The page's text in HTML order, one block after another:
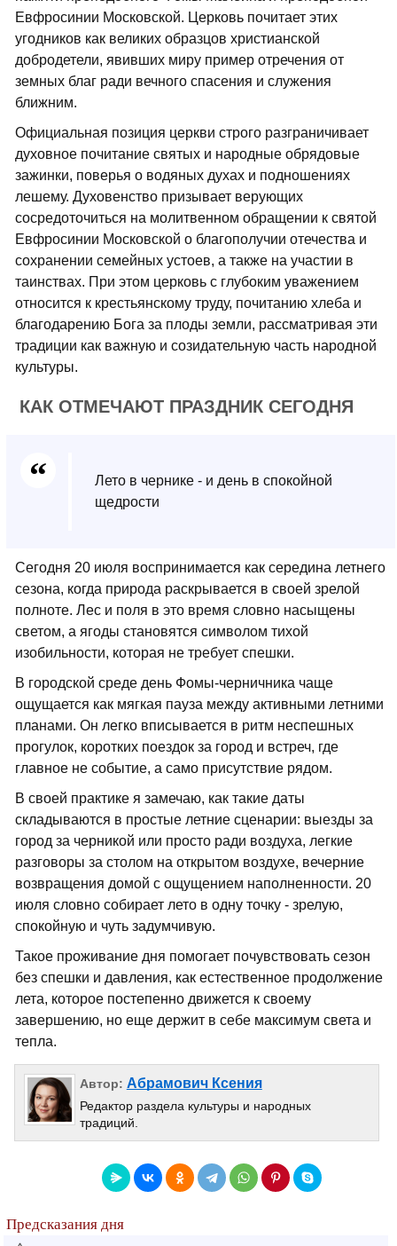
Евфросинии Московской. Церковь почитает этих
угодников как великих образцов христианской
добродетели, явивших миру пример отречения от
земных благ ради вечного спасения и служения
ближним.
Официальная позиция церкви строго разграничивает
духовное почитание святых и народные обрядовые
зажинки, поверья о водяных духах и подношениях
лешему. Духовенство призывает верующих
сосредоточиться на молитвенном обращении к святой
Евфросинии Московской о благополучии отечества и
сохранении семейных устоев, а также на участии в
таинствах. При этом церковь с глубоким уважением
относится к крестьянскому труду, почитанию хлеба и
благодарению Бога за плоды земли, рассматривая эти
традиции как важную и созидательную часть народной
культуры.
КАК ОТМЕЧАЮТ ПРАЗДНИК СЕГОДНЯ
Лето в чернике - и день в спокойной
щедрости
Сегодня 20 июля воспринимается как середина летнего
сезона, когда природа раскрывается в своей зрелой
полноте. Лес и поля в это время словно насыщены
светом, а ягоды становятся символом тихой
изобильности, которая не требует спешки.
В городской среде день Фомы-черничника чаще
ощущается как мягкая пауза между активными летними
планами. Он легко вписывается в ритм неспешных
прогулок, коротких поездок за город и встреч, где
главное не событие, а само присутствие рядом.
В своей практике я замечаю, как такие даты
складываются в простые летние сценарии: выезды за
город за черникой или просто ради воздуха, легкие
разговоры за столом на открытом воздухе, вечерние
возвращения домой с ощущением наполненности. 20
июля словно собирает лето в одну точку - зрелую,
спокойную и чуть задумчивую.
Такое проживание дня помогает почувствовать сезон
без спешки и давления, как естественное продолжение
лета, которое постепенно движется к своему
завершению, но еще держит в себе максимум света и
тепла.
Автор: Абрамович Ксения
Редактор раздела культуры и народных
традиций.
Предсказания дня